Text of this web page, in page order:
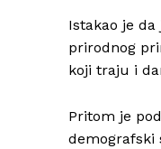
Istakao je
prirodnog
koji traju i
Pritom je
demografski